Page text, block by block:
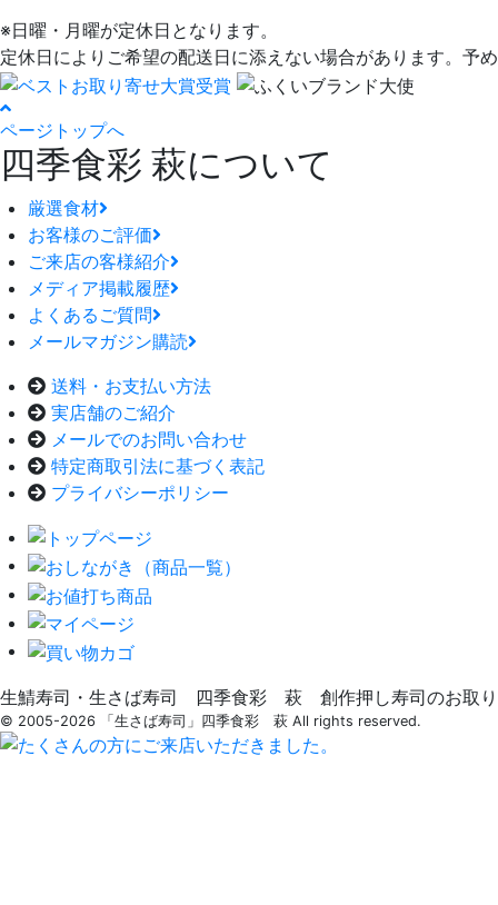
※日曜・月曜が定休日となります。
定休日によりご希望の配送日に添えない場合があります。予
ページトップへ
四季食彩 萩について
厳選食材
お客様のご評価
ご来店の客様紹介
メディア掲載履歴
よくあるご質問
メールマガジン購読
送料・お支払い方法
実店舗のご紹介
メールでのお問い合わせ
特定商取引法に基づく表記
プライバシーポリシー
生鯖寿司・生さば寿司 四季食彩 萩 創作押し寿司のお取
© 2005-2026 「生さば寿司」四季食彩 萩 All rights reserved.